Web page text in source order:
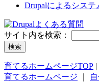
Drupalによるシステ
サイト内を検索：
育てるホームページTOP |
育てるホームページ